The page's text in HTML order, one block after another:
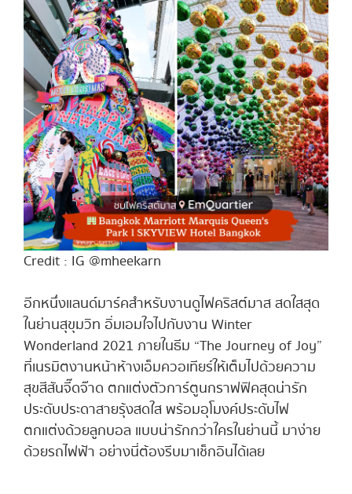
Credit : IG @mheekarn
อีกหนึ่งแลนด์มาร์คสำหรับงานดูไฟคริสต์มาส สดใสสุด
ในย่านสุขุมวิท อิ่มเอมใจไปกับงาน Winter
Wonderland 2021 ภายในธีม “The Journey of Joy”
ที่เนรมิตงานหน้าห้างเอ็มควอเทียร์ให้เต็มไปด้วยความ
สุขสีสันจี๊ดจ๊าด ตกแต่งตัวการ์ตูนกราฟฟิคสุดน่ารัก
ประดับประดาสายรุ้งสดใส พร้อมอุโมงค์ประดับไฟ
ตกแต่งด้วยลูกบอล แบบน่ารักกว่าใครในย่านนี้ มาง่าย
ด้วยรถไฟฟ้า อย่างนี่ต้องรีบมาเช็กอินได้เลย